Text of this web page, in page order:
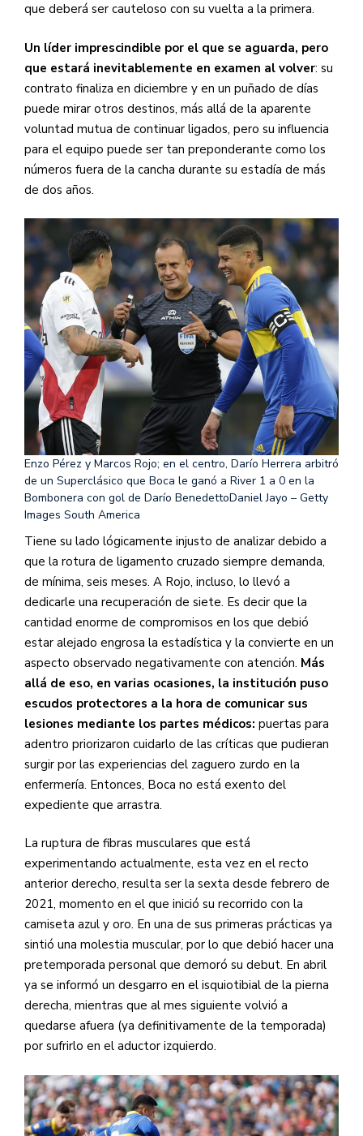
que deberá ser cauteloso con su vuelta a la primera.
Un líder imprescindible por el que se aguarda, pero
que estará inevitablemente en examen al volver: su
contrato finaliza en diciembre y en un puñado de días
puede mirar otros destinos, más allá de la aparente
voluntad mutua de continuar ligados, pero su influencia
para el equipo puede ser tan preponderante como los
números fuera de la cancha durante su estadía de más
de dos años.
Enzo Pérez y Marcos Rojo; en el centro, Darío Herrera arbitró
de un Superclásico que Boca le ganó a River 1 a 0 en la
Bombonera con gol de Darío BenedettoDaniel Jayo – Getty
Images South America
Tiene su lado lógicamente injusto de analizar debido a
que la rotura de ligamento cruzado siempre demanda,
de mínima, seis meses. A Rojo, incluso, lo llevó a
dedicarle una recuperación de siete. Es decir que la
cantidad enorme de compromisos en los que debió
estar alejado engrosa la estadística y la convierte en un
aspecto observado negativamente con atención. Más
allá de eso, en varias ocasiones, la institución puso
escudos protectores a la hora de comunicar sus
lesiones mediante los partes médicos: puertas para
adentro priorizaron cuidarlo de las críticas que pudieran
surgir por las experiencias del zaguero zurdo en la
enfermería. Entonces, Boca no está exento del
expediente que arrastra.
La ruptura de fibras musculares que está
experimentando actualmente, esta vez en el recto
anterior derecho, resulta ser la sexta desde febrero de
2021, momento en el que inició su recorrido con la
camiseta azul y oro. En una de sus primeras prácticas ya
sintió una molestia muscular, por lo que debió hacer una
pretemporada personal que demoró su debut. En abril
ya se informó un desgarro en el isquiotibial de la pierna
derecha, mientras que al mes siguiente volvió a
quedarse afuera (ya definitivamente de la temporada)
por sufrirlo en el aductor izquierdo.